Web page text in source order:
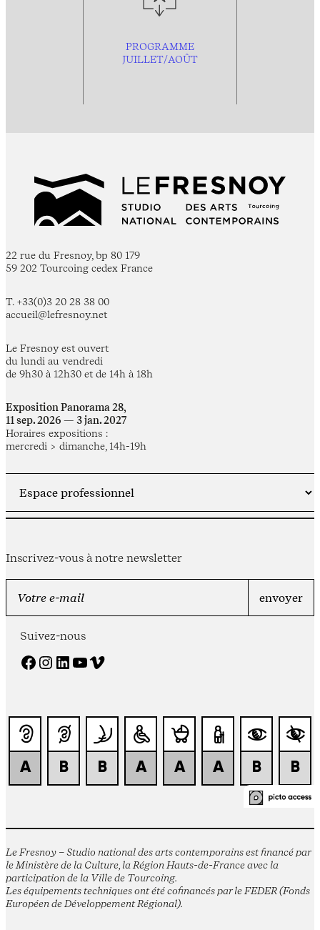
PROGRAMME
JUILLET/AOÛT
22 rue du Fresnoy, bp 80 179
59 202 Tourcoing cedex France
T. +33(0)3 20 28 38 00
accueil@lefresnoy.net
Le Fresnoy est ouvert
du lundi au vendredi
de 9h30 à 12h30 et de 14h à 18h
Exposition Panorama 28,
11 sep. 2026 — 3 jan. 2027
Horaires expositions :
mercredi > dimanche, 14h-19h
Inscrivez-vous à notre newsletter
Suivez-nous
Facebook Instagram LinkedIn YouTube Vimeo
Le Fresnoy – Studio national des arts contemporains est financé par
le Ministère de la Culture, la Région Hauts-de-France avec la
participation de la Ville de Tourcoing.
Les équipements techniques ont été cofinancés par le FEDER (Fonds
Européen de Développement Régional).